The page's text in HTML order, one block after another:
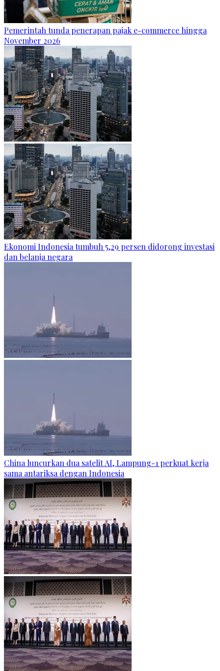
Pemerintah tunda penerapan pajak e-commerce hingga
November 2026
Ekonomi Indonesia tumbuh 5,29 persen didorong investasi
dan belanja negara
China luncurkan dua satelit AI, Lampung-1 perkuat kerja
sama antariksa dengan Indonesia